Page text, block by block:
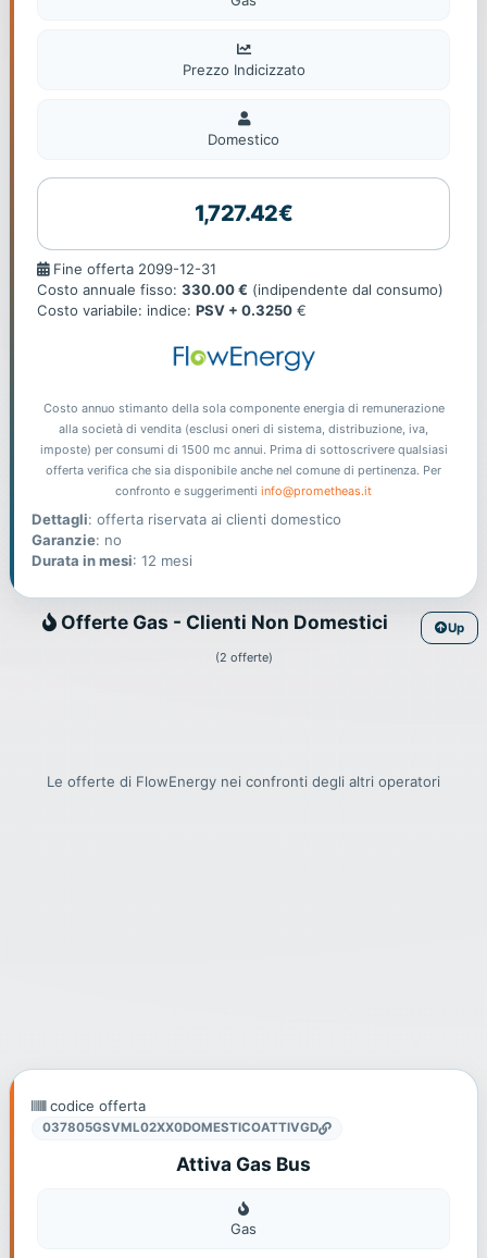
Prezzo Indicizzato
Domestico
Domestico
1,727.42€
Fine
offerta
Fine offerta 2099-12-31
Costo annuale fisso: 330.00 € (indipendente dal consumo)
Costo variabile: indice: PSV + 0.3250 €
Costo annuo stimanto della sola componente energia di remunerazione
alla società di vendita (esclusi oneri di sistema, distribuzione, iva,
imposte) per consumi di 1500 mc annui. Prima di sottoscrivere qualsiasi
offerta verifica che sia disponibile anche nel comune di pertinenza. Per
confronto e suggerimenti info@prometheas.it
Dettagli: offerta riservata ai clienti domestico
Garanzie: no
Durata in mesi: 12 mesi
Gas
Offerte Gas - Clienti Non Domestici
Up
(2 offerte)
Le offerte di FlowEnergy nei confronti degli altri operatori
codice offerta
037805GSVML02XX0DOMESTICOATTIVGD
Attiva Gas Bus
Gas
Gas